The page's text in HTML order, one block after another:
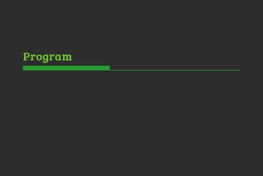
Program